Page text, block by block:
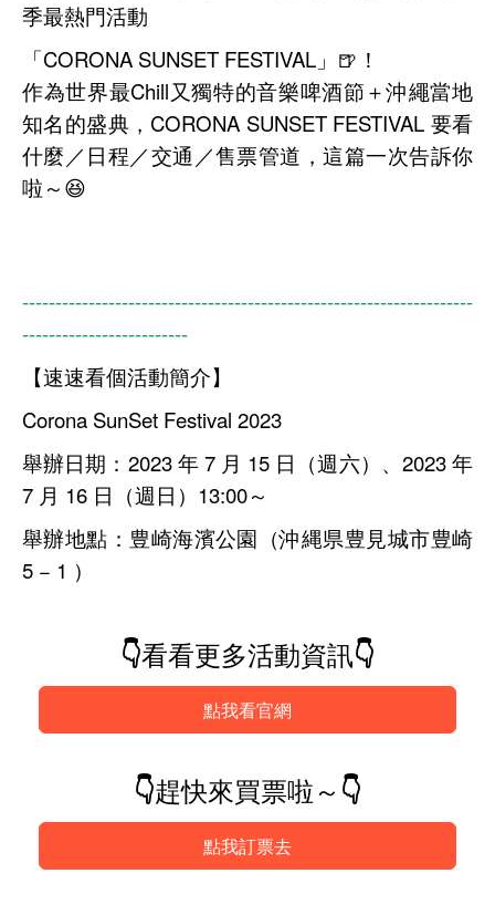
季最熱門活動
「CORONA SUNSET FESTIVAL」🍺！
作為世界最Chill又獨特的音樂啤酒節＋沖繩當地
知名的盛典，CORONA SUNSET FESTIVAL 要看
什麼／日程／交通／售票管道，這篇一次告訴你
啦～😆
--------------------------------------------------------------------
-------------------------
【速速看個活動簡介】
Corona SunSet Festival 2023
舉辦日期：2023 年 7 月 15 日（週六）、2023 年
7 月 16 日（週日）13:00～
舉辦地點：豊崎海濱公園（沖縄県豊見城市豊崎
5 − 1 ）
👇看看更多活動資訊👇
點我看官網
👇趕快來買票啦～👇
點我訂票去